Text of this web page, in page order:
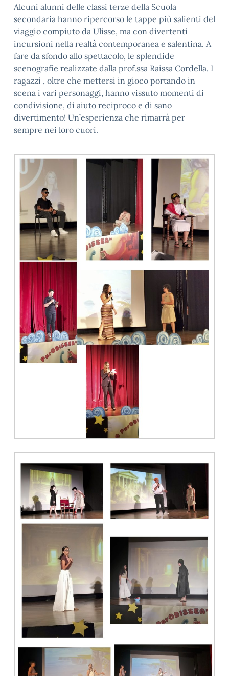
Alcuni alunni delle classi terze della Scuola
secondaria hanno ripercorso le tappe più salienti del
viaggio compiuto da Ulisse, ma con divertenti
incursioni nella realtà contemporanea e salentina. A
fare da sfondo allo spettacolo, le splendide
scenografie realizzate dalla prof.ssa Raissa Cordella. I
ragazzi , oltre che mettersi in gioco portando in
scena i vari personaggi, hanno vissuto momenti di
condivisione, di aiuto reciproco e di sano
divertimento! Un’esperienza che rimarrà per
sempre nei loro cuori.